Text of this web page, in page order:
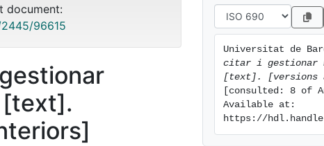
document:
96615
[text].
Universitat de
citar i gestionar
[text]. [versions
[consulted: 8 of
Available at:
https://